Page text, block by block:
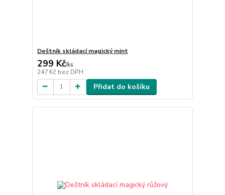
Deštník skládací magický mint
299 Kč/ks
247 Kč bez DPH
Přidat do košíku